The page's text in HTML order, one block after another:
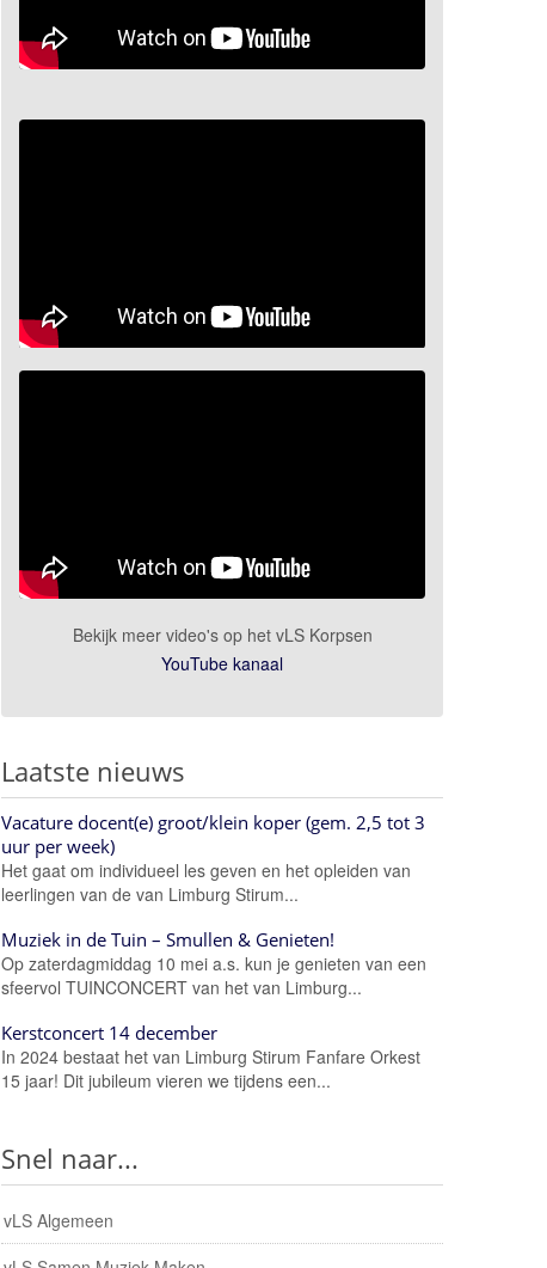
Bekijk meer video's op het vLS Korpsen
YouTube kanaal
Laatste nieuws
Vacature docent(e) groot/klein koper (gem. 2,5 tot 3
uur per week)
Het gaat om individueel les geven en het opleiden van
leerlingen van de van Limburg Stirum...
Muziek in de Tuin – Smullen & Genieten!
Op zaterdagmiddag 10 mei a.s. kun je genieten van een
sfeervol TUINCONCERT van het van Limburg...
Kerstconcert 14 december
In 2024 bestaat het van Limburg Stirum Fanfare Orkest
15 jaar! Dit jubileum vieren we tijdens een...
Snel naar...
vLS Algemeen